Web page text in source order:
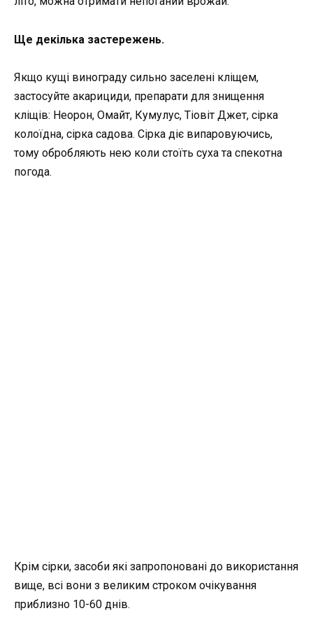
Ще декілька застережень.
Якщо кущі винограду сильно заселені кліщем,
застосуйте акарициди, препарати для знищення
кліщів: Неорон, Омайт, Кумулус, Тіовіт Джет, сірка
колоїдна, сірка садова. Сірка діє випаровуючись,
тому обробляють нею коли стоїть суха та спекотна
погода.
Крім сірки, засоби які запропоновані до використання
вище, всі вони з великим строком очікування
приблизно 10-60 днів.